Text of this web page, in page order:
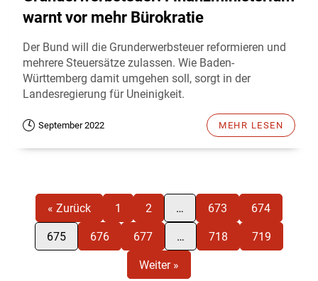
warnt vor mehr Bürokratie
Der Bund will die Grunderwerbsteuer reformieren und
mehrere Steuersätze zulassen. Wie Baden-
Württemberg damit umgehen soll, sorgt in der
Landesregierung für Uneinigkeit.
September 2022 MEHR LESEN
« Zurück 1 2 … 673 674
675 676 677 … 718 719
Weiter »